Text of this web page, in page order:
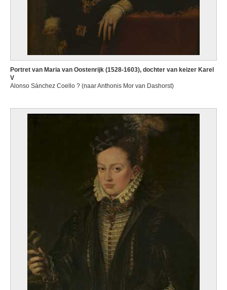
Portret van Maria van Oostenrijk (1528-1603), dochter van keizer Karel
V
Alonso Sánchez Coello ? (naar Anthonis Mor van Dashorst)